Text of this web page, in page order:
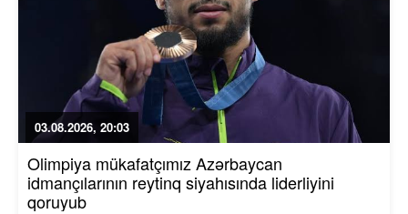
03.08.2026, 20:03
Olimpiya mükafatçımız Azərbaycan
idmançılarının reytinq siyahısında liderliyini
qoruyub